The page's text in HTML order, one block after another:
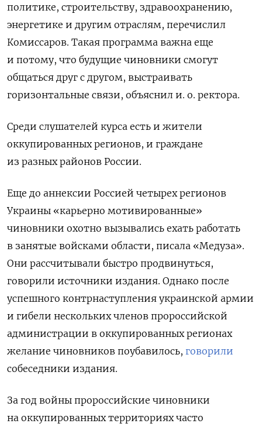
политике, строительству, здравоохранению,
энергетике и другим отраслям, перечислил
Комиссаров. Такая программа важна еще
и потому, что будущие чиновники смогут
общаться друг с другом, выстраивать
горизонтальные связи, объяснил и. о. ректора.
Среди слушателей курса есть и жители
оккупированных регионов, и граждане
из разных районов России.
Еще до аннексии Россией четырех регионов
Украины «карьерно мотивированные»
чиновники охотно вызывались ехать работать
в занятые войсками области, писала «Медуза».
Они рассчитывали быстро продвинуться,
говорили источники издания. Однако после
успешного контрнаступления украинской армии
и гибели нескольких членов пророссийской
администрации в оккупированных регионах
желание чиновников поубавилось, говорили
собеседники издания.
За год войны пророссийские чиновники
на оккупированных территориях часто